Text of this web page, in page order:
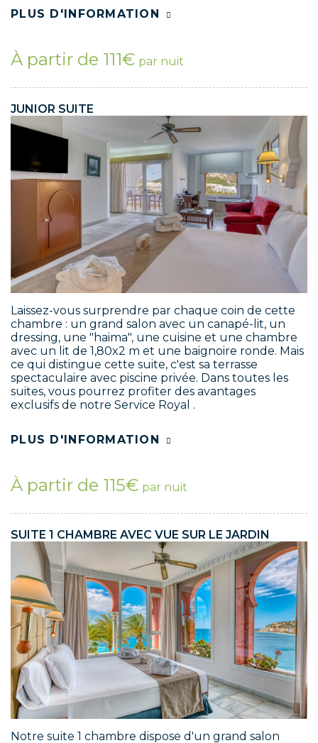
PLUS D'INFORMATION
À partir de 111€ par nuit
JUNIOR SUITE
Laissez-vous surprendre par chaque coin de cette
chambre : un grand salon avec un canapé-lit, un
dressing, une "haima", une cuisine et une chambre
avec un lit de 1,80x2 m et une baignoire ronde. Mais
ce qui distingue cette suite, c'est sa terrasse
spectaculaire avec piscine privée. Dans toutes les
suites, vous pourrez profiter des avantages
exclusifs de notre Service Royal .
PLUS D'INFORMATION
À partir de 115€ par nuit
SUITE 1 CHAMBRE AVEC VUE SUR LE JARDIN
Notre suite 1 chambre dispose d'un grand salon